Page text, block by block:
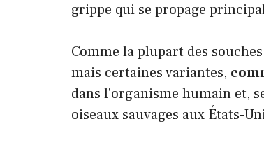
grippe qui se propage
Comme la plupart des
mais certaines variantes,
dans l'organisme humain et,
oiseaux sauvages aux États-